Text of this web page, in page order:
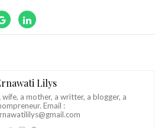
Lilys
wife, a mother, a writter, a blogger, a
Email :